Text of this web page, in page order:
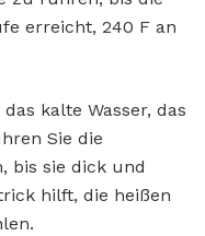
erreicht, 240 F an
kalte Wasser, das
Sie die
bis sie dick und
hilft, die heißen